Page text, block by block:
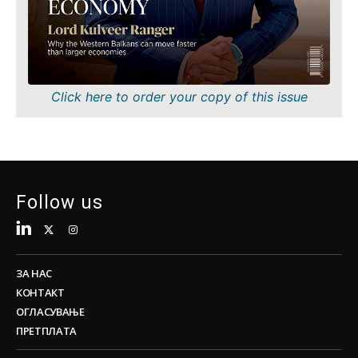
FMCG
Наука
Рударство
Малопродажба
Одржливост
Insights
Анализа
Одржливост
Технологија
Телекомуникации
Транспорт
Трговија
Insights
Интервју
Мислење
Свет
Discover
Click here to order your copy of this issue
Follow us
ЗА НАС
КОНТАКТ
ОГЛАСУВАЊЕ
ПРЕТПЛАТА